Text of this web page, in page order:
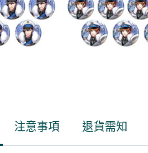
注意事項 退貨需知